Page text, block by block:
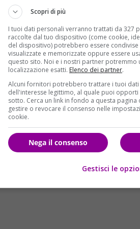
Madonna del Soccorso
autorità
locali, con il procuratore di
i rilievi necessari, mentre la
per chiarire la dinamica
Scopri di più
I tuoi dati personali verranno trattati da 327
raccolte dal tuo dispositivo (come cookie,
del dispositivo) potrebbero essere
visualizzate e memorizzate oppure essere
questo sito. Noi e i nostri partner potremmo
localizzazione esatti. Elenco dei partner.
Alcuni fornitori potrebbero trattare i tuoi dati
dell'interesse legittimo, al quale puoi
sotto. Cerca un link in fondo a questa
gestire o revocare il consenso nelle
cookie.
Nega il consenso
Gestisci le